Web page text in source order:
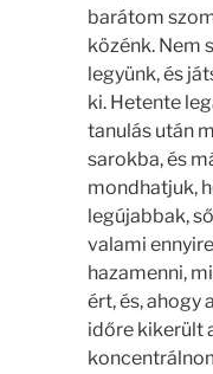
barátom
közénk. Nem
legyünk, és
ki. Hetente
tanulás után
sarokba, és
mondhatjuk,
legújabbak,
valami
hazamenni,
ért, és, ahogy
időre kikerült